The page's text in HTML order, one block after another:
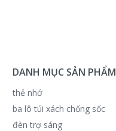
DANH MỤC SẢN PHẨM
thẻ nhớ
ba lô túi xách chống sốc
đèn trợ sáng